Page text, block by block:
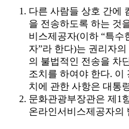
다른 사람들 상호 간에
을 전송하도록 하는 것
비스제공자(이하 “특수
자”라 한다)는 권리자
의 불법적인 전송을 차
조치를 하여야 한다. 이
치에 관한 사항은 대통
문화관광부장관은 제1
온라인서비스제공자의